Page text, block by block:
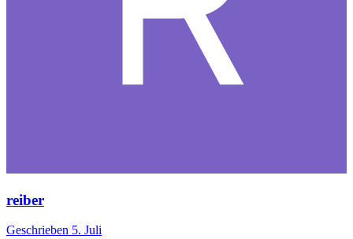
reiber
Geschrieben 5. Juli